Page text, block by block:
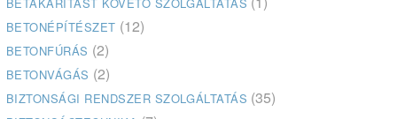
BETONÉPÍTÉSZET (12)
BETONFÚRÁS (2)
BETONVÁGÁS (2)
BIZTONSÁGI RENDSZER SZOLGÁLTATÁS (35)